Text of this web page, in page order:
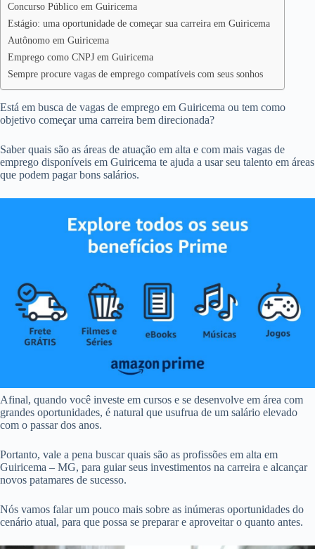
Concurso Público em Guiricema
Estágio: uma oportunidade de começar sua carreira em Guiricema
Autônomo em Guiricema
Emprego como CNPJ em Guiricema
Sempre procure vagas de emprego compatíveis com seus sonhos
Está em busca de vagas de emprego em Guiricema ou tem como
objetivo começar uma carreira bem direcionada?
Saber quais são as áreas de atuação em alta e com mais vagas de
emprego disponíveis em Guiricema te ajuda a usar seu talento em áreas
que podem pagar bons salários.
Afinal, quando você investe em cursos e se desenvolve em área com
grandes oportunidades, é natural que usufrua de um salário elevado
com o passar dos anos.
Portanto, vale a pena buscar quais são as profissões em alta em
Guiricema – MG, para guiar seus investimentos na carreira e alcançar
novos patamares de sucesso.
Nós vamos falar um pouco mais sobre as inúmeras oportunidades do
cenário atual, para que possa se preparar e aproveitar o quanto antes.